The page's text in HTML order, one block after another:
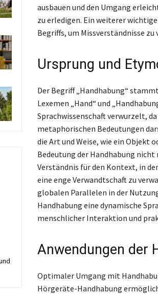
ausbauen und den Umgang
zu erledigen. Ein weiterer
Begriffs, um Missverständnisse zu
Ursprung und
Der Begriff „Handhabung“
Lexemen „Hand“ und
Sprachwissenschaft verwurzelt,
metaphorischen Bedeutungen
die Art und Weise, wie ein Objekt
Bedeutung der Handhabung nicht
Verständnis für den Kontext, in
eine enge Verwandtschaft zu
globalen Parallelen in der
Handhabung eine dynamische
menschlicher Interaktion und
Anwendungen der
Optimaler Umgang mit
Hörgeräte-Handhabung